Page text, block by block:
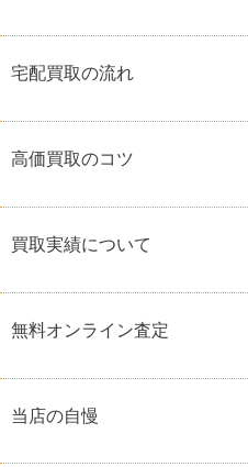
宅配買取の流れ
高価買取のコツ
買取実績について
無料オンライン査定
当店の自慢